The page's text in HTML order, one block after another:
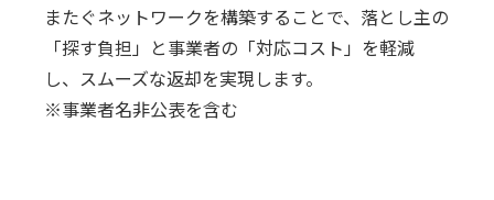
またぐネットワークを構築することで、落とし主の
「探す負担」と事業者の「対応コスト」を軽減
し、スムーズな返却を実現します。
※事業者名非公表を含む